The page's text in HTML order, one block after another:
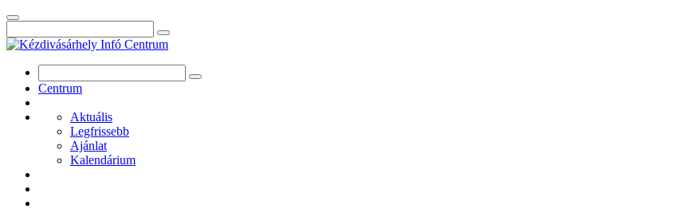
Centrum
Aktuális
Legfrissebb
Ajánlat
Kalendárium